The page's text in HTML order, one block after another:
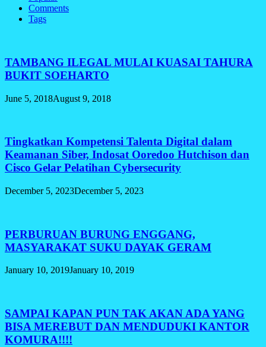
Comments
Tags
TAMBANG ILEGAL MULAI KUASAI TAHURA
BUKIT SOEHARTO
June 5, 2018August 9, 2018
Tingkatkan Kompetensi Talenta Digital dalam
Keamanan Siber, Indosat Ooredoo Hutchison dan
Cisco Gelar Pelatihan Cybersecurity
December 5, 2023December 5, 2023
PERBURUAN BURUNG ENGGANG,
MASYARAKAT SUKU DAYAK GERAM
January 10, 2019January 10, 2019
SAMPAI KAPAN PUN TAK AKAN ADA YANG
BISA MEREBUT DAN MENDUDUKI KANTOR
KOMURA!!!!